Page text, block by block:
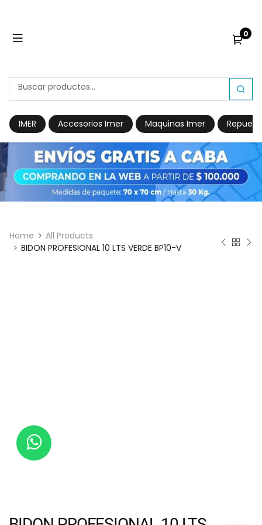
0
IMER Accesorios Imer Maquinas Imer
Home
All Products
BIDON PROFESIONAL 10 LTS VERDE BP10-V